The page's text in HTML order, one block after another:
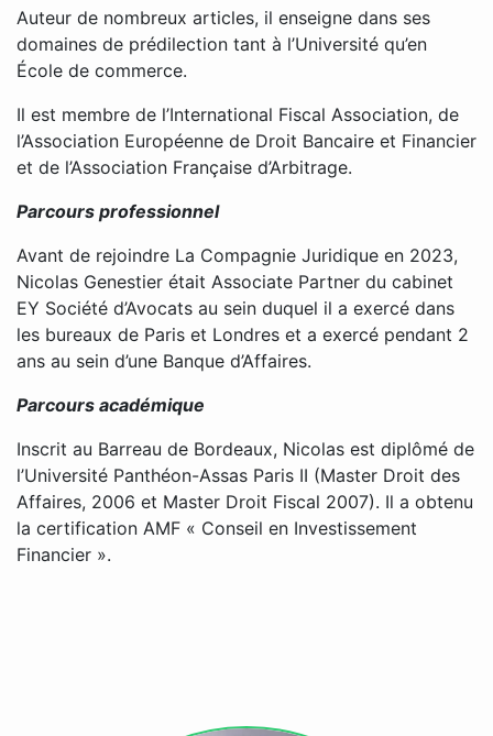
Auteur de nombreux articles, il enseigne dans ses
domaines de prédilection tant à l’Université qu’en
École de commerce.
Il est membre de l’International Fiscal Association, de
l’Association Européenne de Droit Bancaire et Financier
et de l’Association Française d’Arbitrage.
Parcours professionnel
Avant de rejoindre La Compagnie Juridique en 2023,
Nicolas Genestier était Associate Partner du cabinet
EY Société d’Avocats au sein duquel il a exercé dans
les bureaux de Paris et Londres et a exercé pendant 2
ans au sein d’une Banque d’Affaires.
Parcours académique
Inscrit au Barreau de Bordeaux, Nicolas est diplômé de
l’Université Panthéon-Assas Paris II (Master Droit des
Affaires, 2006 et Master Droit Fiscal 2007). Il a obtenu
la certification AMF « Conseil en Investissement
Financier ».